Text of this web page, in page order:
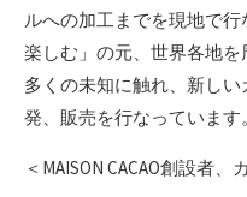
ルへの加工までを現地で
楽しむ」の元、世界各地
多くの未知に触れ、新し
発、販売を行なっています。
＜MAISON CACAO創設者